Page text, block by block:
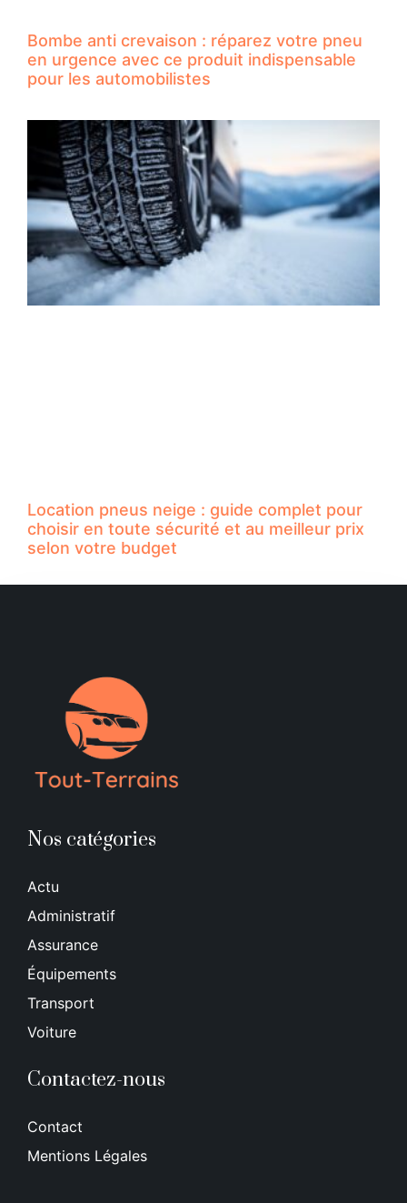
Bombe anti crevaison : réparez votre pneu
en urgence avec ce produit indispensable
pour les automobilistes
Location pneus neige : guide complet pour
choisir en toute sécurité et au meilleur prix
selon votre budget
Nos catégories
Actu
Administratif
Assurance
Équipements
Transport
Voiture
Contactez-nous
Contact
Mentions Légales